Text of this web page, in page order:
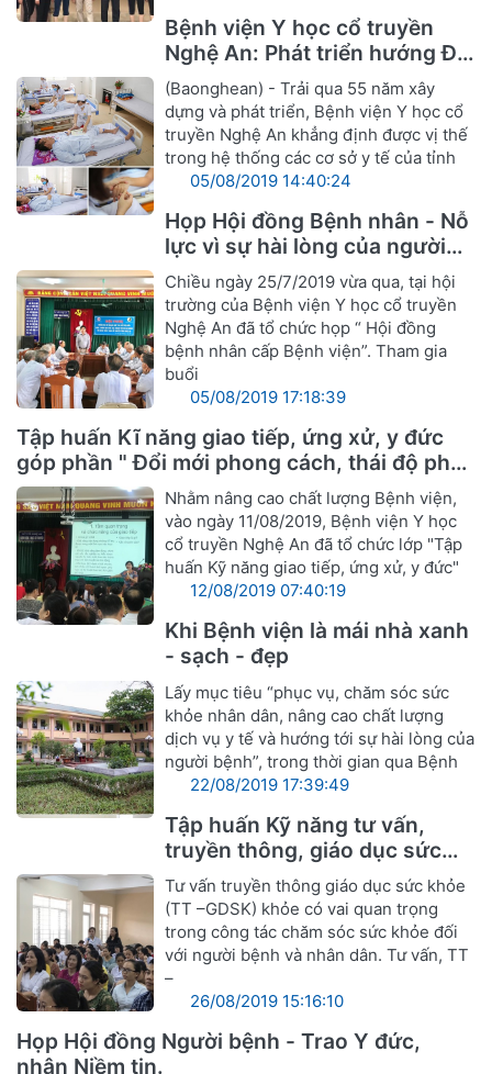
Bệnh viện Y học cổ truyền
Nghệ An: Phát triển hướng Đa
khoa Y, Dược cổ truyền
(Baonghean) - Trải qua 55 năm xây
dựng và phát triển, Bệnh viện Y học cổ
truyền Nghệ An khẳng định được vị thế
trong hệ thống các cơ sở y tế của tỉnh
05/08/2019 14:40:24
Họp Hội đồng Bệnh nhân - Nỗ
lực vì sự hài lòng của người
bệnh
Chiều ngày 25/7/2019 vừa qua, tại hội
trường của Bệnh viện Y học cổ truyền
Nghệ An đã tổ chức họp “ Hội đồng
bệnh nhân cấp Bệnh viện”. Tham gia
buổi
05/08/2019 17:18:39
Tập huấn Kĩ năng giao tiếp, ứng xử, y đức
góp phần " Đổi mới phong cách, thái độ phục
vụ cán bộ ngành Y hướng tới sự hài lòng
người bệnh"
Nhằm nâng cao chất lượng Bệnh viện,
vào ngày 11/08/2019, Bệnh viện Y học
cổ truyền Nghệ An đã tổ chức lớp "Tập
huấn Kỹ năng giao tiếp, ứng xử, y đức"
12/08/2019 07:40:19
Khi Bệnh viện là mái nhà xanh
- sạch - đẹp
Lấy mục tiêu “phục vụ, chăm sóc sức
khỏe nhân dân, nâng cao chất lượng
dịch vụ y tế và hướng tới sự hài lòng của
người bệnh”, trong thời gian qua Bệnh
22/08/2019 17:39:49
Tập huấn Kỹ năng tư vấn,
truyền thông, giáo dục sức
khỏe
Tư vấn truyền thông giáo dục sức khỏe
(TT –GDSK) khỏe có vai quan trọng
trong công tác chăm sóc sức khỏe đối
với người bệnh và nhân dân. Tư vấn, TT
–
26/08/2019 15:16:10
Họp Hội đồng Người bệnh - Trao Y đức,
nhận Niềm tin.